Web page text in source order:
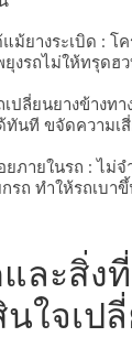
ม้ยางระเบิด : โ
งรถไม่ให้ทรุดฮ
ปลี่ยนยางข้างท
ทันที ขจัดความเ
ภายในรถ : ไม่
รถ ทำให้รถเบา
ละสิ่ง
ใจเป